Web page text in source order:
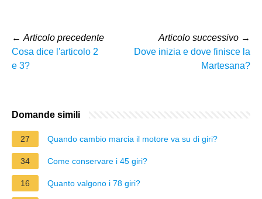
← Articolo precedente
Cosa dice l'articolo 2
e 3?
Articolo successivo →
Dove inizia e dove finisce la
Martesana?
Domande simili
27 Quando cambio marcia il motore va su di giri?
34 Come conservare i 45 giri?
16 Quanto valgono i 78 giri?